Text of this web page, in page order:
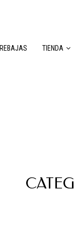
REBAJAS TIENDA